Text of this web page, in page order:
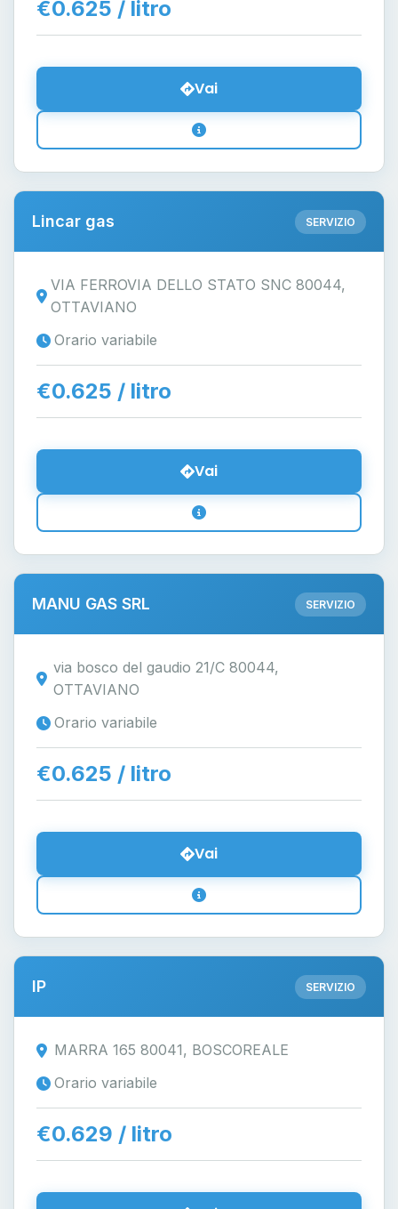
€0.625 / litro
Vai
Lincar gas SERVIZIO
VIA FERROVIA DELLO STATO SNC 80044,
OTTAVIANO
Orario variabile
€0.625 / litro
Vai
MANU GAS SRL SERVIZIO
via bosco del gaudio 21/C 80044,
OTTAVIANO
Orario variabile
€0.625 / litro
Vai
IP SERVIZIO
MARRA 165 80041, BOSCOREALE
Orario variabile
€0.629 / litro